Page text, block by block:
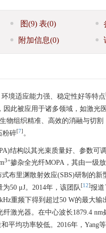
图(9) 表(0)
附加信息(0)
境适应能力强、稳定性好等特点
此被应用于诸多领域，如激光
物组织精准、高效的消融与切割
粉碎[7] 。
结构以其光束质量好、参数可
3+掺杂全光纤MOPA，其由一级
布里渊散射效应(SBS)研制的新
50 μJ。2014年，该团队[12]报道
重频下得到超过50 W的最大输
激光器。在中心波长1879.4
平均功率较低。2016年，Yang